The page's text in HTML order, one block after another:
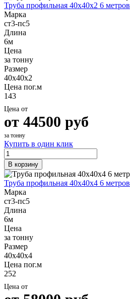
Труба профильная 40х40х2 6 метров
Марка
ст3-пс5
Длина
6м
Цена
за тонну
Размер
40х40х2
Цена пог.м
143
Цена от
от 44500 руб
за тонну
Купить в один клик
В корзину
Труба профильная 40х40х4 6 метров
Марка
ст3-пс5
Длина
6м
Цена
за тонну
Размер
40х40х4
Цена пог.м
252
Цена от